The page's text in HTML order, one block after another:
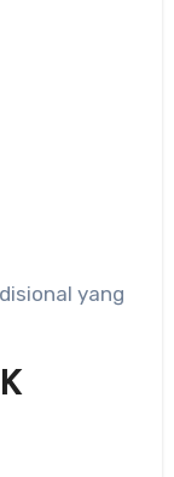
yang